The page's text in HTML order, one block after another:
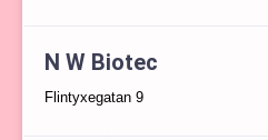
N W Biotec
Flintyxegatan 9